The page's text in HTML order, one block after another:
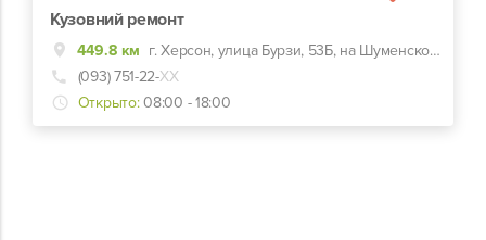
Кузовний ремонт
449.8 км
г. Херсон, улица Бурзи, 53Б, на Шуменском в поруч з ліцеєм
(093) 751-22-ХХ
Открыто: 08:00 - 18:00